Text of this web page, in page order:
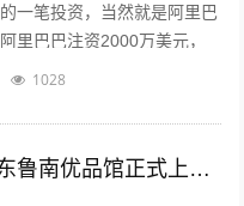
一笔投资，当然就是阿里巴
里巴巴注资2000万美元，
亿美金的回报，成为一段佳
1028
兖州电商产业园:如何看待京东鲁南优品馆正式上线这件事？